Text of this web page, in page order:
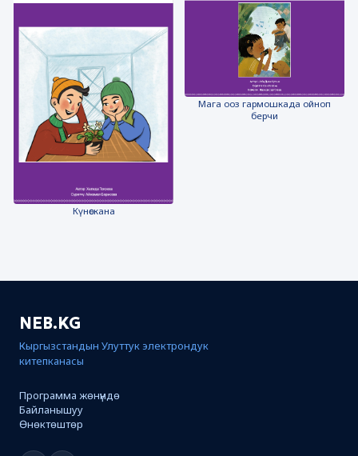
Күнөскана
Мага ооз гармошкада ойноп
берчи
NEB.KG
Кыргызстандын Улуттук электрондук
китепканасы
Программа жөнүндө
Байланышуу
Өнөктөштөр